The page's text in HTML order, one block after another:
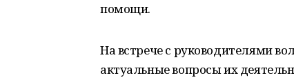
помощи.
На встрече с руководителями
актуальные вопросы их